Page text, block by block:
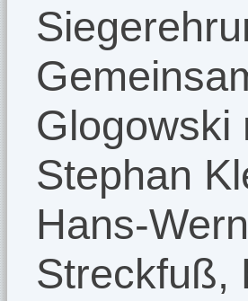
Glogowski
Stephan
Hans-
Streckfuß,